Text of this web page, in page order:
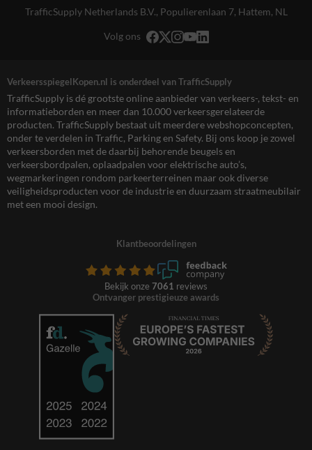
TrafficSupply Netherlands B.V., Populierenlaan 7, Hattem, NL
Volg ons
VerkeersspiegelKopen.nl is onderdeel van TrafficSupply
TrafficSupply is dé grootste online aanbieder van verkeers-, tekst- en
informatieborden en meer dan 10.000 verkeersgerelateerde
producten. TrafficSupply bestaat uit meerdere webshopconcepten,
onder te verdelen in Traffic, Parking en Safety. Bij ons koop je zowel
verkeersborden met de daarbij behorende beugels en
verkeersbordpalen, oplaadpalen voor elektrische auto’s,
wegmarkeringen rondom parkeerterreinen maar ook diverse
veiligheidsproducten voor de industrie en duurzaam straatmeubilair
met een mooi design.
Klantbeoordelingen
Bekijk onze 7061 reviews
Ontvanger prestigieuze awards